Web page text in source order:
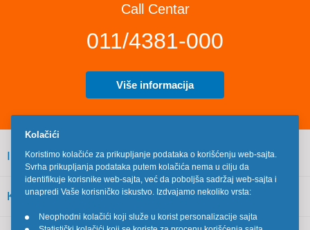
Call Centar
011/4381-000
Više informacija
INFORMACIJE
KORISNIČKI SERVIS
Kolačići
Koristimo kolačiće za prikupljanje podataka o korišćenju web-sajta.
Svrha prikupljanja podataka putem kolačića nema u cilju da
identifikuje korisnike web-sajta, već da poboljša sadržaj web-sajta i
unapredi Vaše korisničko iskustvo. Izdvajamo nekoliko vrsta:
•
Neophodni kolačići koji služe u korist personalizacije sajta